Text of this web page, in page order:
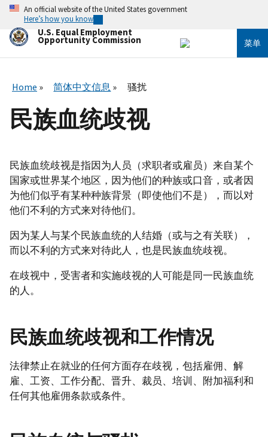
内
An official website of the United States government
Here’s how you know
U.S. Equal Employment
Opportunity Commission 菜单
Home 简体中文信息 骚扰
民族血统歧视
民族血统歧视是指因为人员（求职者或雇员）来自某个
国家或世界某个地区，因为他们的种族或口音，或者因
为他们似乎有某种种族背景（即使他们不是），而以对
他们不利的方式来对待他们。
因为某人与某个民族血统的人结婚（或与之有关联），
而以不利的方式来对待此人，也是民族血统歧视。
在歧视中，受害者和实施歧视的人可能是同一民族血统
的人。
民族血统歧视和工作情况
法律禁止在就业的任何方面存在歧视，包括雇佣、解
雇、工资、工作分配、晋升、裁员、培训、附加福利和
任何其他雇佣条款或条件。